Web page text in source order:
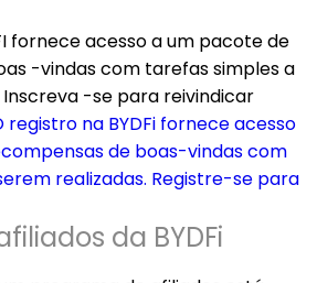
fornece acesso a um pacote de
-vindas com tarefas simples a
-se para reivindicar
registro na BYDFi fornece acesso
de boas-vindas com
realizadas. Registre-se para
da BYDFi